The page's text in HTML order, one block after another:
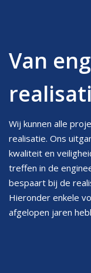
Van
Wij kunnen alle
realisatie. Ons
kwaliteit en
treffen in de
bespaart bij de
Hieronder enkele
afgelopen jaren